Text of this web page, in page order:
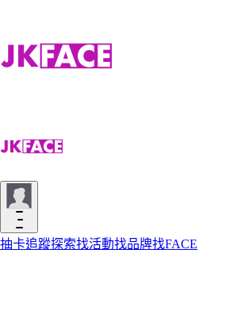
抽卡追蹤探索找活動找品牌找FACE